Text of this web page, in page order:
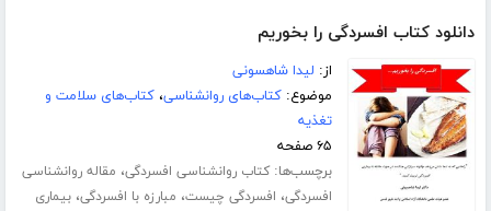
دانلود کتاب افسردگی را بخوریم
از: لیدا شاهسونی
موضوع:کتاب‌های روانشناسی،کتاب‌های سلامت و
تغذیه
۶۵ صفحه
برچسب‌ها:کتاب روانشناسی افسردگی، مقاله روانشناسی
افسردگی، افسردگی چیست، مبارزه با افسردگی،بیماری